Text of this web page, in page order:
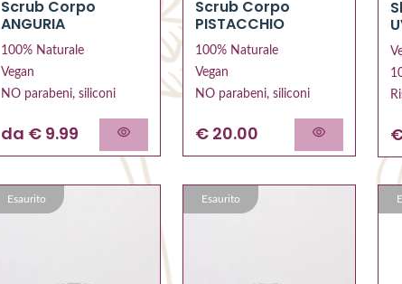
Scrub Corpo
ANGURIA
100% Naturale
Vegan
NO parabeni, siliconi
da € 9.99
Scrub Corpo
PISTACCHIO
100% Naturale
Vegan
NO parabeni, siliconi
€ 20.00
Esaurito Esaurito